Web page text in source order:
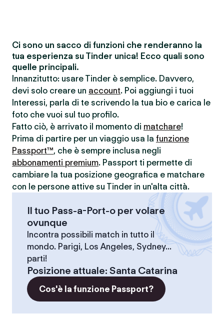
Ci sono un sacco di funzioni che renderanno la
tua esperienza su Tinder unica! Ecco quali sono
quelle principali.
Innanzitutto: usare Tinder è semplice. Davvero,
devi solo creare un account. Poi aggiungi i tuoi
Interessi, parla di te scrivendo la tua bio e carica le
foto che vuoi sul tuo profilo.
Fatto ciò, è arrivato il momento di matchare!
Prima di partire per un viaggio usa la funzione
Passport™, che è sempre inclusa negli
abbonamenti premium. Passport ti permette di
cambiare la tua posizione geografica e matchare
con le persone attive su Tinder in un'alta città.
Il tuo Pass-a-Port-o per volare
ovunque
Incontra possibili match in tutto il
mondo. Parigi, Los Angeles, Sydney...
parti!
Posizione attuale: Santa Catarina
Cos'è la funzione Passport?